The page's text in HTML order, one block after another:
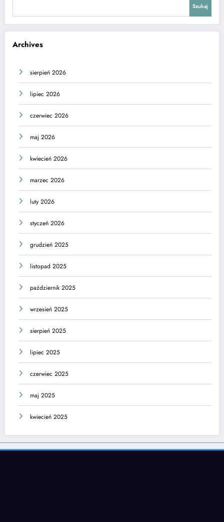
Szukaj
Archives
sierpień 2026
lipiec 2026
czerwiec 2026
maj 2026
kwiecień 2026
marzec 2026
luty 2026
styczeń 2026
grudzień 2025
listopad 2025
październik 2025
wrzesień 2025
sierpień 2025
lipiec 2025
czerwiec 2025
maj 2025
kwiecień 2025